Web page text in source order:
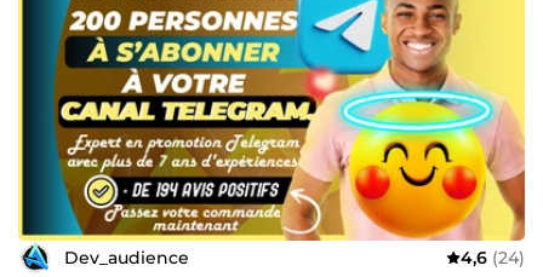
Dev_audience 4,6 (24)